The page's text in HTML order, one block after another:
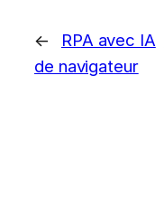
←
RPA avec IA
de navigateur